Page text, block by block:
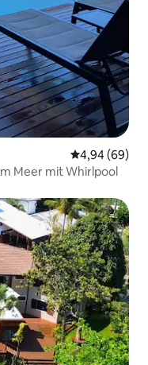
4,94 (69)
Meer mit Whirlpool